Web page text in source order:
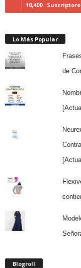
10,400
Lo Más Popular
de
Blogroll